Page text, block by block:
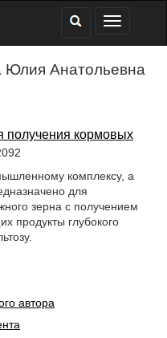
Юлия Анатольевна
получения кормовых
комплексу, а
для
зерна с получением
продукты глубокого
автора